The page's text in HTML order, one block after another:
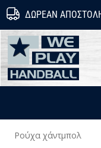
ΔΩΡΕΆΝ
Ρούχα χάντμπολ